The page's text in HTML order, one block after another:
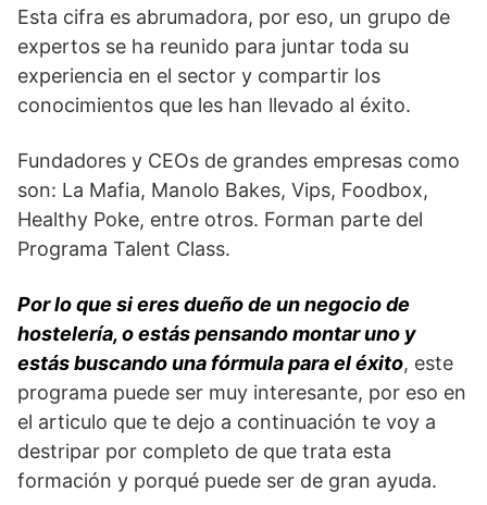
Esta cifra es abrumadora, por eso, un grupo de
expertos se ha reunido para juntar toda su
experiencia en el sector y compartir los
conocimientos que les han llevado al éxito.
Fundadores y CEOs de grandes empresas como
son: La Mafia, Manolo Bakes, Vips, Foodbox,
Healthy Poke, entre otros. Forman parte del
Programa Talent Class.
Por lo que si eres dueño de un negocio de
hostelería, o estás pensando montar uno y
estás buscando una fórmula para el éxito, este
programa puede ser muy interesante, por eso en
el articulo que te dejo a continuación te voy a
destripar por completo de que trata esta
formación y porqué puede ser de gran ayuda.